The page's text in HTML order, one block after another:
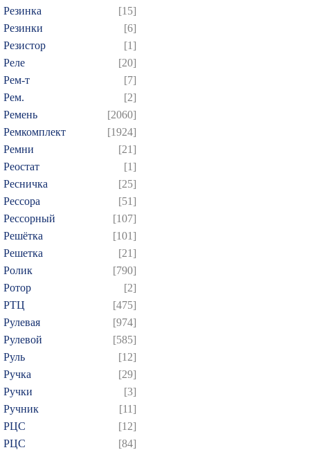
Резинка
[15]
Резинки
[6]
Резистор
[1]
Реле
[20]
Рем-т
[7]
Рем.
[2]
Ремень
[2060]
Ремкомплект
[1924]
Ремни
[21]
Реостат
[1]
Ресничка
[25]
Рессора
[51]
Рессорный
[107]
Решётка
[101]
Решетка
[21]
Ролик
[790]
Ротор
[2]
РТЦ
[475]
Рулевая
[974]
Рулевой
[585]
Руль
[12]
Ручка
[29]
Ручки
[3]
Ручник
[11]
РЦC
[12]
РЦС
[84]